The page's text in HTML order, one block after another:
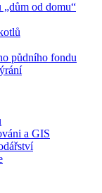
od domu“
půdního fondu
a GIS